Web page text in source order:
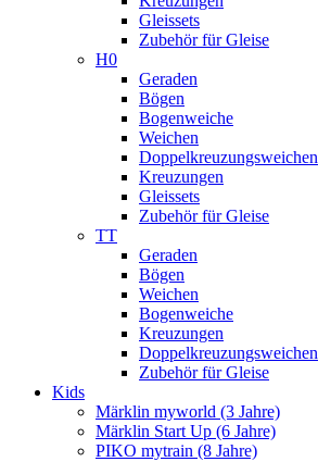
Gleissets
Zubehör für Gleise
H0
Geraden
Bögen
Bogenweiche
Weichen
Doppelkreuzungsweichen
Kreuzungen
Gleissets
Zubehör für Gleise
TT
Geraden
Bögen
Weichen
Bogenweiche
Kreuzungen
Doppelkreuzungsweichen
Zubehör für Gleise
Kids
Märklin myworld (3 Jahre)
Märklin Start Up (6 Jahre)
PIKO mytrain (8 Jahre)